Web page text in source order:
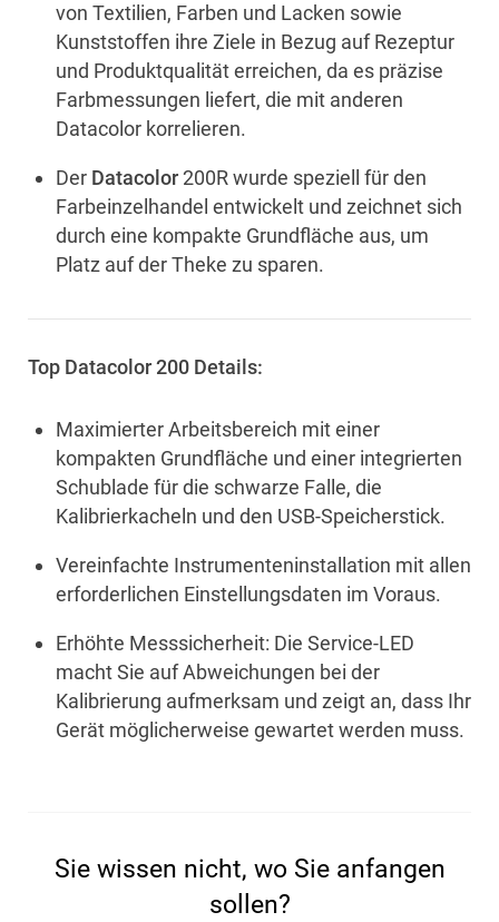
Sie wissen nicht, wo Sie anfangen
sollen?
von Textilien, Farben und Lacken sowie
Kunststoffen ihre Ziele in Bezug auf Rezeptur
und Produktqualität erreichen, da es präzise
Farbmessungen liefert, die mit anderen
Datacolor korrelieren.
Der Datacolor200R wurde speziell für den
Farbeinzelhandel entwickelt und zeichnet sich
durch eine kompakte Grundfläche aus, um
Platz auf der Theke zu sparen.
Top Datacolor 200 Details:
Maximierter Arbeitsbereich mit einer
kompakten Grundfläche und einer integrierten
Schublade für die schwarze Falle, die
Kalibrierkacheln und den USB-Speicherstick.
Vereinfachte Instrumenteninstallation mit allen
erforderlichen Einstellungsdaten im Voraus.
Erhöhte Messsicherheit: Die Service-LED
macht Sie auf Abweichungen bei der
Kalibrierung aufmerksam und zeigt an, dass Ihr
Gerät möglicherweise gewartet werden muss.